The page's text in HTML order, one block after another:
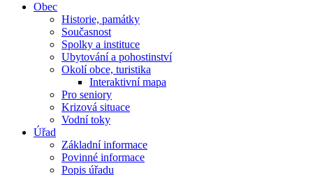
Obec
Historie, památky
Současnost
Spolky a instituce
Ubytování a pohostinství
Okolí obce, turistika
Interaktivní mapa
Pro seniory
Krizová situace
Vodní toky
Úřad
Základní informace
Povinné informace
Popis úřadu